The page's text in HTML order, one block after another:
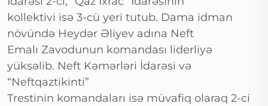
kollektivi isə 3-cü yeri tutub. Dama idman
növündə Heydər Əliyev adına Neft
Emalı Zavodunun komandası liderliyə
yüksəlib. Neft Kəmərləri İdarəsi və
“Neftqaztikinti”
Trestinin komandaları isə müvafiq olaraq 2-ci